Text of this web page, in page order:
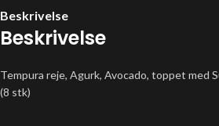
Beskrivelse
Beskrivelse
Tempura reje, Agurk, Avocado, toppet med
(8 stk)